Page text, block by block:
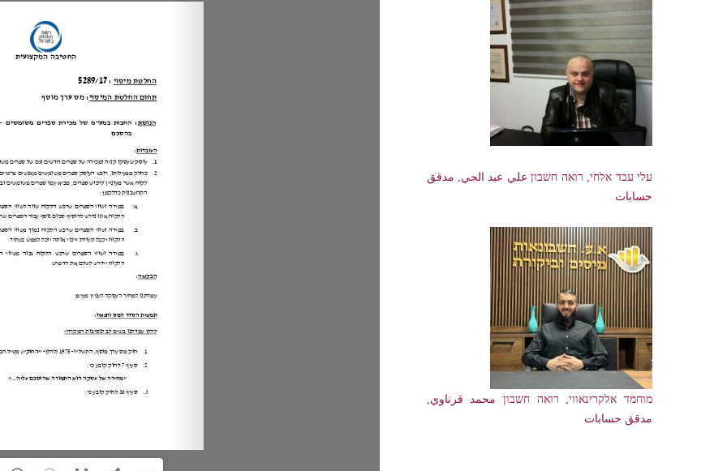
עלי עבד אלחי, רואה חשבון علي عبد الحي, مدقق
حسابات
מוחמד אלקרינאווי, רואה חשבון محمد قرناوي,
مدقق حسابات